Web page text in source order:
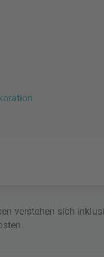
verstehen sich
.